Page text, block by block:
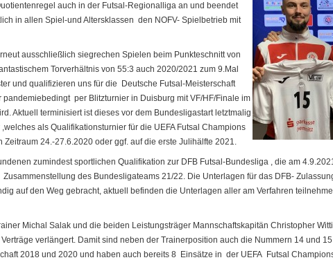
auch in der Futsal-Regionalliga an und beendet
in allen Spiel-und Altersklassen den NOFV- Spielbetrieb mit
ausschließlich siegrechen Spielen beim Punkteschnitt von
Torverhältnis von 55:3 auch 2020/2021 zum 9.Mal
und qualifizieren uns für die Deutsche Futsal-Meisterschaft
per Blitzturnier in Duisburg mit VF/HF/Finale im
Aktuell terminisiert ist dieses vor dem Bundesligastart letztmalig
als Qualifikationsturnier für die UEFA Futsal Champions
Zeitraum 24.-27.6.2020 oder ggf. auf die erste Julihälfte 2021.
zumindest sportlichen Qualifikation zur DFB Futsal-Bundesliga , die am
des Bundesligateams 21/22. Die Unterlagen für das DFB-
auf den Weg gebracht, aktuell befinden die Unterlagen aller am Verfahren
Michal Salak und die beiden Leistungsträger Mannschaftskapitän Christopher
verlängert. Damit sind neben der Trainerposition auch die Nummern 14 und
2018 und 2020 und haben auch bereits 8 Einsätze in der UEFA Futsal